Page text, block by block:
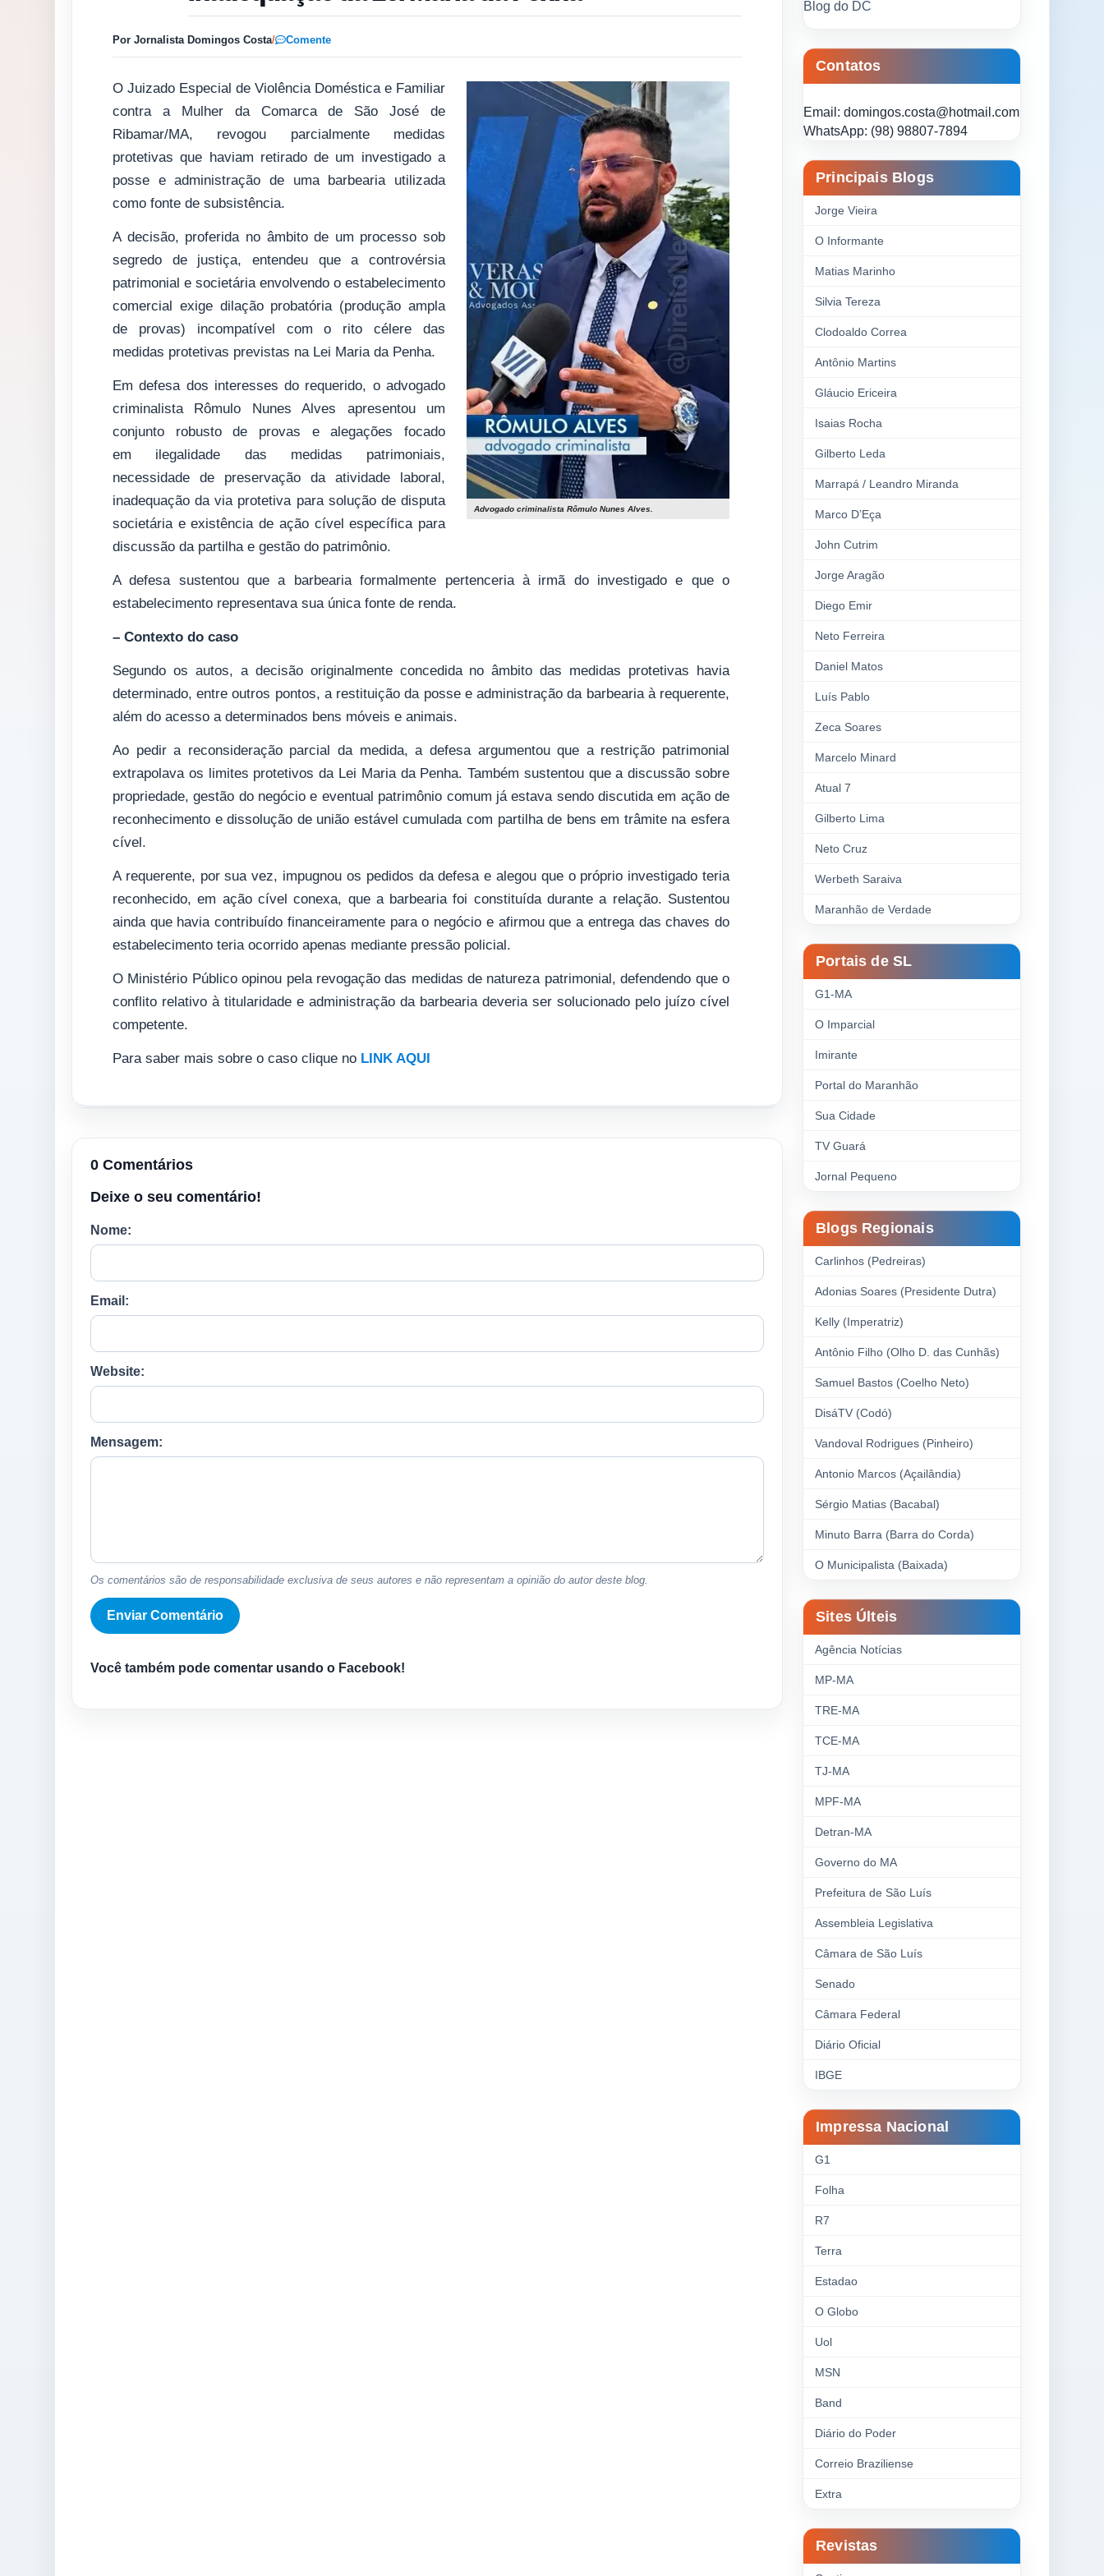
Por Jornalista Domingos Costa/ Comente
Advogado criminalista Rômulo Nunes Alves.
O Juizado Especial de Violência Doméstica e Familiar
contra a Mulher da Comarca de São José de
Ribamar/MA, revogou parcialmente medidas
protetivas que haviam retirado de um investigado a
posse e administração de uma barbearia utilizada
como fonte de subsistência.
A decisão, proferida no âmbito de um processo sob
segredo de justiça, entendeu que a controvérsia
patrimonial e societária envolvendo o estabelecimento
comercial exige dilação probatória (produção ampla
de provas) incompatível com o rito célere das
medidas protetivas previstas na Lei Maria da Penha.
Em defesa dos interesses do requerido, o advogado
criminalista Rômulo Nunes Alves apresentou um
conjunto robusto de provas e alegações focado
em ilegalidade das medidas patrimoniais,
necessidade de preservação da atividade laboral,
inadequação da via protetiva para solução de disputa
societária e existência de ação cível específica para
discussão da partilha e gestão do patrimônio.
A defesa sustentou que a barbearia formalmente pertenceria à irmã do investigado e que o
estabelecimento representava sua única fonte de renda.
– Contexto do caso
Segundo os autos, a decisão originalmente concedida no âmbito das medidas protetivas havia
determinado, entre outros pontos, a restituição da posse e administração da barbearia à requerente,
além do acesso a determinados bens móveis e animais.
Ao pedir a reconsideração parcial da medida, a defesa argumentou que a restrição patrimonial
extrapolava os limites protetivos da Lei Maria da Penha. Também sustentou que a discussão sobre
propriedade, gestão do negócio e eventual patrimônio comum já estava sendo discutida em ação de
reconhecimento e dissolução de união estável cumulada com partilha de bens em trâmite na esfera
cível.
A requerente, por sua vez, impugnou os pedidos da defesa e alegou que o próprio investigado teria
reconhecido, em ação cível conexa, que a barbearia foi constituída durante a relação. Sustentou
ainda que havia contribuído financeiramente para o negócio e afirmou que a entrega das chaves do
estabelecimento teria ocorrido apenas mediante pressão policial.
O Ministério Público opinou pela revogação das medidas de natureza patrimonial, defendendo que o
conflito relativo à titularidade e administração da barbearia deveria ser solucionado pelo juízo cível
competente.
Para saber mais sobre o caso clique no LINK AQUI
0 Comentários
Deixe o seu comentário!
Nome:
Email:
Website:
Mensagem:
Os comentários são de responsabilidade exclusiva de seus autores e não representam a opinião do autor deste blog.
Você também pode comentar usando o Facebook!
Blog do DC
Contatos
Email: domingos.costa@hotmail.com
WhatsApp: (98) 98807-7894
Principais Blogs
Jorge Vieira
O Informante
Matias Marinho
Silvia Tereza
Clodoaldo Correa
Antônio Martins
Gláucio Ericeira
Isaias Rocha
Gilberto Leda
Marrapá / Leandro Miranda
Marco D’Eça
John Cutrim
Jorge Aragão
Diego Emir
Neto Ferreira
Daniel Matos
Luís Pablo
Zeca Soares
Marcelo Minard
Atual 7
Gilberto Lima
Neto Cruz
Werbeth Saraiva
Maranhão de Verdade
Portais de SL
G1-MA
O Imparcial
Imirante
Portal do Maranhão
Sua Cidade
TV Guará
Jornal Pequeno
Blogs Regionais
Carlinhos (Pedreiras)
Adonias Soares (Presidente Dutra)
Kelly (Imperatriz)
Antônio Filho (Olho D. das Cunhãs)
Samuel Bastos (Coelho Neto)
DisáTV (Codó)
Vandoval Rodrigues (Pinheiro)
Antonio Marcos (Açailândia)
Sérgio Matias (Bacabal)
Minuto Barra (Barra do Corda)
O Municipalista (Baixada)
Sites Últeis
Agência Notícias
MP-MA
TRE-MA
TCE-MA
TJ-MA
MPF-MA
Detran-MA
Governo do MA
Prefeitura de São Luís
Assembleia Legislativa
Câmara de São Luís
Senado
Câmara Federal
Diário Oficial
IBGE
Impressa Nacional
G1
Folha
R7
Terra
Estadao
O Globo
Uol
MSN
Band
Diário do Poder
Correio Braziliense
Extra
Revistas